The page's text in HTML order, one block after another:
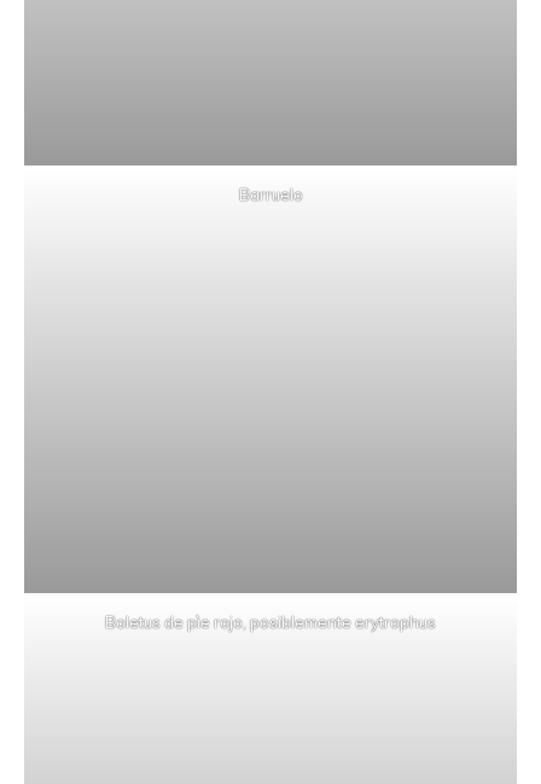
Barruelo
Boletus de pìe rojo, posiblemente erytrophus